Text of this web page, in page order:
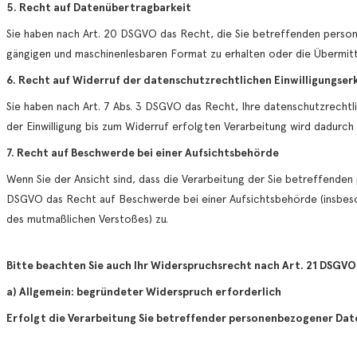
5. Recht auf Datenübertragbarkeit
Sie haben nach Art. 20 DSGVO das Recht, die Sie betreffenden
gängigen und maschinenlesbaren Format zu erhalten oder die
6. Recht auf Widerruf der datenschutzrechtlichen
Sie haben nach Art. 7 Abs. 3 DSGVO das Recht, Ihre
der Einwilligung bis zum Widerruf erfolgten Verarbeitung wird
7. Recht auf Beschwerde bei einer Aufsichtsbehörde
Wenn Sie der Ansicht sind, dass die Verarbeitung der Sie
DSGVO das Recht auf Beschwerde bei einer Aufsichtsbehörde
des mutmaßlichen Verstoßes) zu.
Bitte beachten Sie auch Ihr Widerspruchsrecht nach Art. 21
a) Allgemein: begründeter Widerspruch erforderlich
Erfolgt die Verarbeitung Sie betreffender personenbezogener